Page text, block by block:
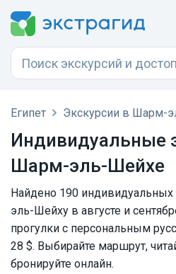
Египет Экскурсии в Шарм-
Индивидуальные
Шарм-эль-Шейхе
Найдено 190
эль-Шейху в августе и
прогулки с персональным
28 $. Выбирайте маршрут,
бронируйте онлайн.